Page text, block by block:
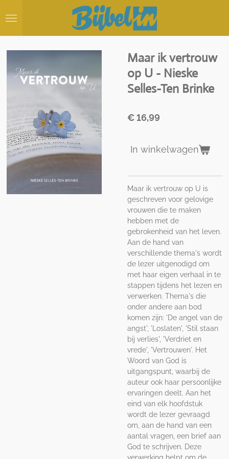
direct
hoofdinhoud
Maar ik vertrouw
op U - Nieske
Selles-Ten Brinke
€ 16,99
In winkelwagen
Maar ik vertrouw op U is
geschreven voor gelovige
vrouwen die te maken
hebben met de
gebrokenheid van het leven.
Aan de hand van
verschillende thema's wordt
de lezer uitgenodigd om
met haar eigen verhaal in te
stappen tijdens het lezen en
verwerken. Thema's die
onder andere aan bod
komen zijn: 'De angel van de
angst', 'Loslaten', 'Stil staan
bij verlies', 'Verdriet en
vrede', 'Vertrouwen'. Het
Woord van God is
uitgangspunt, waarbij de
auteur ook haar persoonlijke
ervaringen deelt. Aan het
eind van elk hoofdstuk
wordt de lezer gevraagd
om, aan de hand van een
aantal vragen, een brief aan
God te schrijven. Deze
verwerking helpt om de